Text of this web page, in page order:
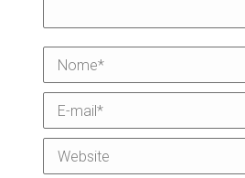
Nome *
E-mail *
Website